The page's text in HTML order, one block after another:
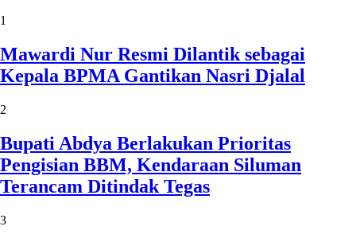
1
Mawardi Nur Resmi Dilantik sebagai
Kepala BPMA Gantikan Nasri Djalal
2
Bupati Abdya Berlakukan Prioritas
Pengisian BBM, Kendaraan Siluman
Terancam Ditindak Tegas
3